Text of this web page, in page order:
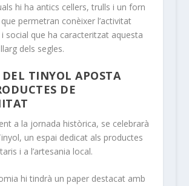
hi ha antics cellers, trulls i un forn
permetran conèixer l’activitat
social que ha caracteritzat aquesta
dels segles.
DEL TINYOL APOSTA
DE
a la jornada històrica, se celebrarà
un espai dedicat als productes
i a l’artesania local.
hi tindrà un paper destacat amb